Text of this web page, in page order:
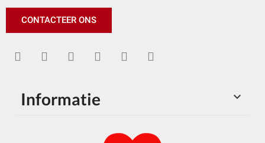
CONTACTEER ONS

Informatie